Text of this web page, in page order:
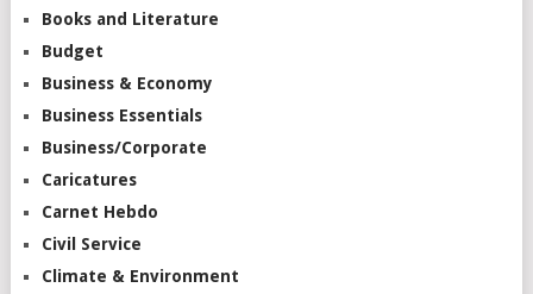
Books and Literature
Budget
Business & Economy
Business Essentials
Business/Corporate
Caricatures
Carnet Hebdo
Civil Service
Climate & Environment